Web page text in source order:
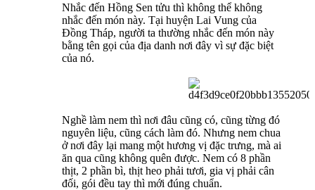
Nhắc đến Hồng Sen tửu thì không thể không
nhắc đến món này. Tại huyện Lai Vung của
Đồng Tháp, người ta thường nhắc đến món này
bằng tên gọi của địa danh nơi đây vì sự đặc biệt
của nó.
Nghề làm nem thì nơi đâu cũng có, cũng từng đó
nguyên liệu, cũng cách làm đó. Nhưng nem chua
ở nơi đây lại mang một hương vị đặc trưng, mà ai
ăn qua cũng không quên được. Nem có 8 phần
thịt, 2 phần bì, thịt heo phải tươi, gia vị phải cân
đối, gói đều tay thì mới đúng chuẩn.